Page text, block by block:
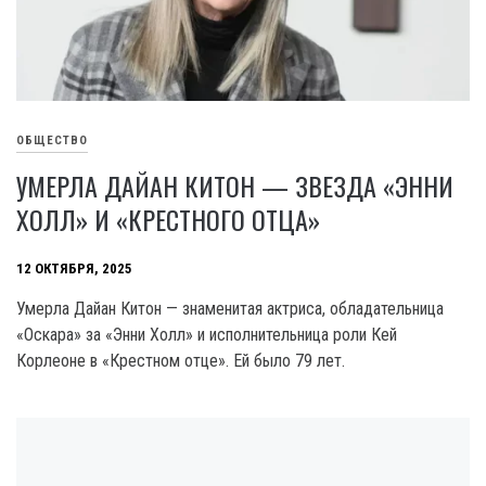
ОБЩЕСТВО
УМЕРЛА ДАЙАН КИТОН — ЗВЕЗДА «ЭННИ
ХОЛЛ» И «КРЕСТНОГО ОТЦА»
12 ОКТЯБРЯ, 2025
Умерла Дайан Китон — знаменитая актриса, обладательница
«Оскара» за «Энни Холл» и исполнительница роли Кей
Корлеоне в «Крестном отце». Ей было 79 лет.